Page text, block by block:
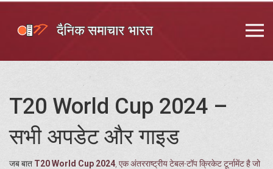
T20 World Cup 2024 –
सभी अपडेट और गाइड
जब बात T20 World Cup 2024 एक अंतरराष्ट्रीय टेबल-टॉप क्रिकेट टूर्नामेंट है जो